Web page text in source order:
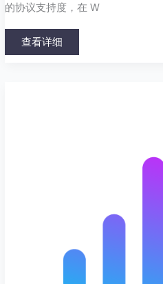
的协议支持度，在 W
查看详细